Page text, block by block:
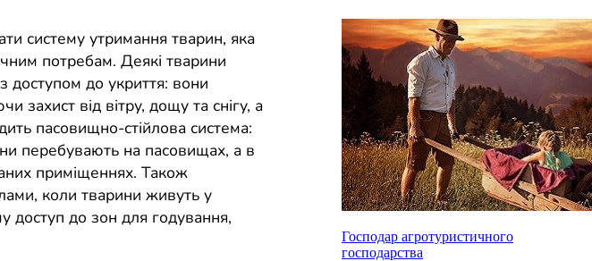
систему утримання тварин, яка
потребам. Деякі тварини
до укриття: вони
захист від вітру, дощу та снігу, а
пасовищно-стійлова система:
перебувають на пасовищах, а в
приміщеннях. Також
коли тварини живуть у
доступ до зон для годування,
Господар агротуристичного
господарства